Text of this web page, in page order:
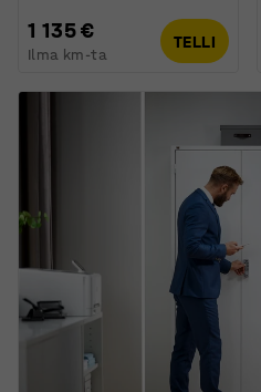
1 135 €
Ilma km-ta
TELLI